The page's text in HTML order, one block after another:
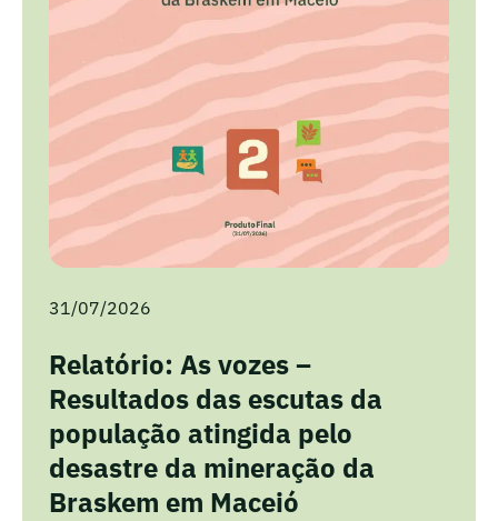
31/07/2026
Relatório: As vozes –
Resultados das escutas da
população atingida pelo
desastre da mineração da
Braskem em Maceió